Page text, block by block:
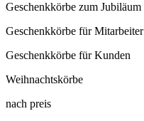
Geschenkkörbe zum Jubiläum
Geschenkkörbe für Mitarbeiter
Geschenkkörbe für Kunden
Weihnachtskörbe
nach preis